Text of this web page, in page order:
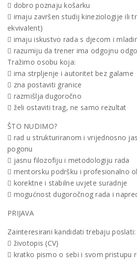
 dobro poznaju košarku
 imaju završen studij kineziologije ili
ekvivalent)
 imaju iskustvo rada s djecom i
 razumiju da trener ima odgojnu
Tražimo osobu koja:
 ima strpljenje i autoritet bez galame
 zna postaviti granice
 razmišlja dugoročno
 želi ostaviti trag, ne samo rezultat
ŠTO NUDIMO?
 rad u strukturiranom i vrijednosno
pogonu
 jasnu filozofiju i metodologiju rada
 mentorsku podršku i profesionalno
 korektne i stabilne uvjete suradnje
 mogućnost dugoročnog rada i
PRIJAVA
Zainteresirani kandidati trebaju poslati:
 životopis (CV)
 kratko pismo o sebi i svom pristupu